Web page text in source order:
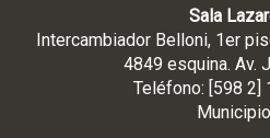
Sala
Intercambiador Belloni, 1er
4849 esquina. Av.
Teléfono: [598 2]